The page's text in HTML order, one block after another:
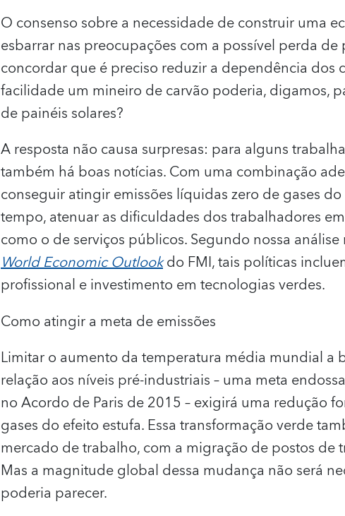
O consenso sobre a necessidade de construir uma
esbarrar nas preocupações com a possível perda
concordar que é preciso reduzir a dependência dos
facilidade um mineiro de carvão poderia, digamos,
de painéis solares?
A resposta não causa surpresas: para alguns
também há boas notícias. Com uma combinação
conseguir atingir emissões líquidas zero de gases
tempo, atenuar as dificuldades dos trabalhadores
como o de serviços públicos. Segundo nossa
World Economic Outlookdo FMI, tais políticas
profissional e investimento em tecnologias verdes.
Como atingir a meta de emissões
Limitar o aumento da temperatura média mundial a
relação aos níveis pré-industriais – uma meta
no Acordo de Paris de 2015 – exigirá uma redução
gases do efeito estufa. Essa transformação verde
mercado de trabalho, com a migração de postos de
Mas a magnitude global dessa mudança não será
poderia parecer.